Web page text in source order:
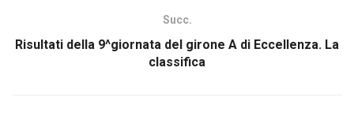
Succ.
Risultati della 9^giornata del girone A di Eccellenza. La
classifica